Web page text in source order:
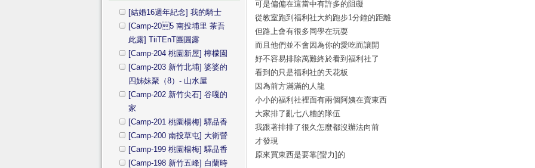
可是偏偏在這當中有許多的阻礙
從教室跑到福利社大約跑步1分鐘的距離
但路上會有很多同學在玩耍
而且他們並不會因為你的愛吃而讓開
好不容易排除萬難終於看到福利社了
看到的只是福利社的天花板
因為前方滿滿的人龍
小小的福利社裡面有兩個阿姨在賣東西
大家排了亂七八糟的隊伍
我跟著排排了很久怎麼都沒辦法向前
才發現
原來買東西是要靠[蠻力]的
[結婚16週年紀念] 我的騎士
[Camp-205 南投埔里 茶吾
此露] TiiTEnT團圓露
[Camp-204 桃園新屋] 檸檬園
[Camp-203 新竹北埔] 婆婆的
四姊妹聚（8）- 山水屋
[Camp-202 新竹尖石] 谷嘎的
家
[Camp-201 桃園楊梅] 驛品香
[Camp-200 南投草屯] 大衛營
[Camp-199 桃園楊梅] 驛品香
[Camp-198 新竹五峰] 白蘭時